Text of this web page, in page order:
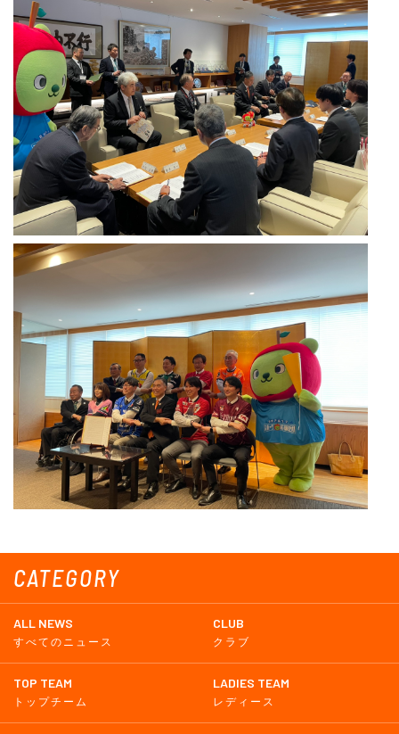
CATEGORY
ALL NEWS
すべてのニュース
CLUB
クラブ
TOP TEAM
トップチーム
LADIES TEAM
レディース